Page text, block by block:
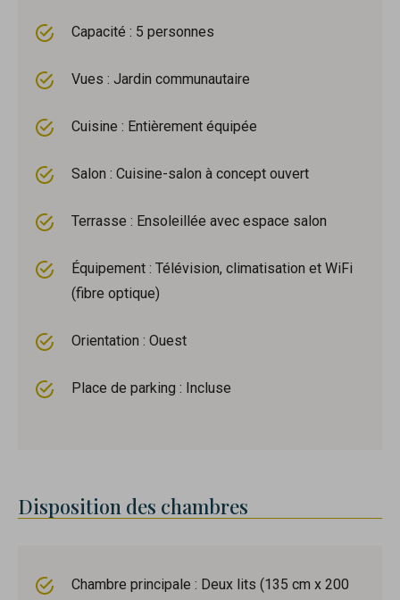
Capacité : 5 personnes
Vues : Jardin communautaire
Cuisine : Entièrement équipée
Salon : Cuisine-salon à concept ouvert
Terrasse : Ensoleillée avec espace salon
Équipement : Télévision, climatisation et WiFi
(fibre optique)
Orientation : Ouest
Place de parking : Incluse
Disposition des chambres
Chambre principale : Deux lits (135 cm x 200